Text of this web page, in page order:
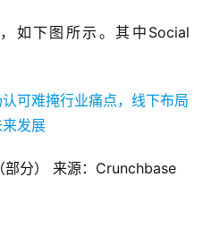
如下图所示。其中Social
分） 来源：Crunchbase